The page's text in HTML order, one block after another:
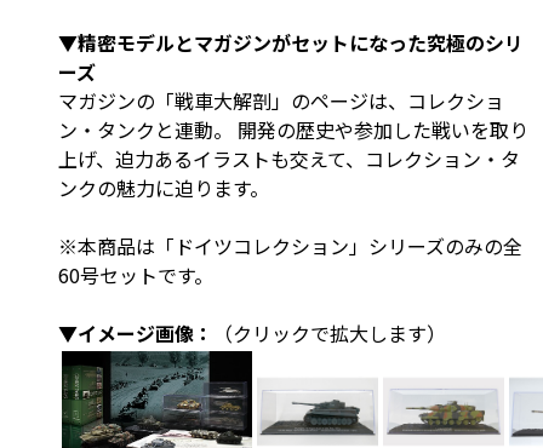
▼精密モデルとマガジンがセットになった究極のシリ
ーズ
マガジンの「戦車大解剖」のページは、コレクショ
ン・タンクと連動。 開発の歴史や参加した戦いを取り
上げ、迫力あるイラストも交えて、コレクション・タ
ンクの魅力に迫ります。
※本商品は「ドイツコレクション」シリーズのみの全
60号セットです。
▼イメージ画像：
（クリックで拡大します）